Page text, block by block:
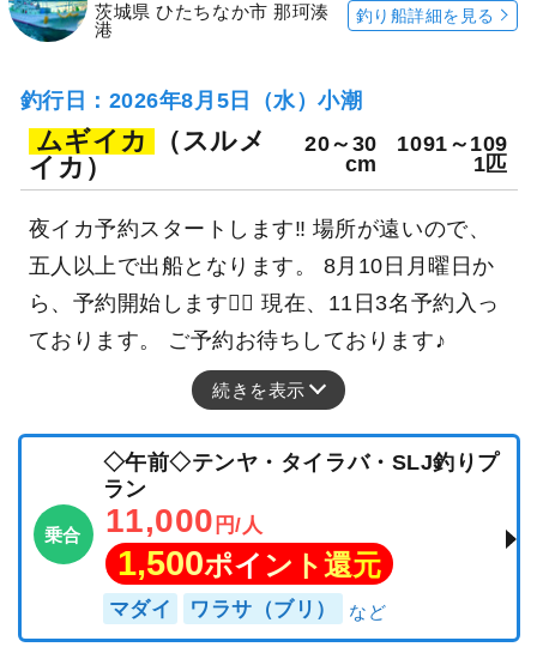
茨城県 ひたちなか市 那珂湊
港
釣り船詳細を見る
釣行日：2026年8月5日（水）小潮
ムギイカ
（スルメ
イカ）
20～30
cm
1091～109
1匹
夜イカ予約スタートします‼️ 場所が遠いので、
五人以上で出船となります。 8月10日月曜日か
ら、予約開始します🙆‍♂️ 現在、11日3名予約入っ
ております。 ご予約お待ちしております♪
続きを表示
乗合
◇午前◇テンヤ・タイラバ・SLJ釣りプ
ラン
11,000 円/人
1,500ポイント還元
マダイ ワラサ（ブリ）